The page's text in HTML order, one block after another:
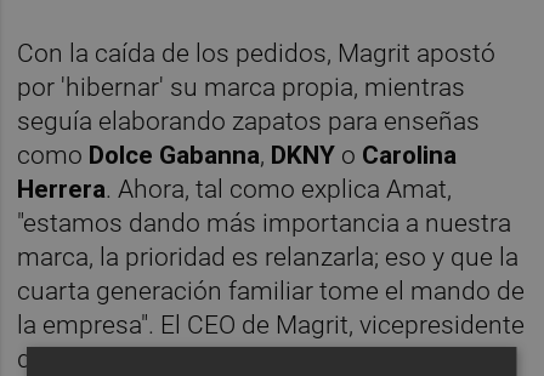
Con la caída de los pedidos, Magrit apostó
por 'hibernar' su marca propia, mientras
seguía elaborando zapatos para enseñas
como Dolce Gabanna, DKNY o Carolina
Herrera. Ahora, tal como explica Amat,
"estamos dando más importancia a nuestra
marca, la prioridad es relanzarla; eso y que la
cuarta generación familiar tome el mando de
la empresa". El CEO de Magrit, vicepresidente
de